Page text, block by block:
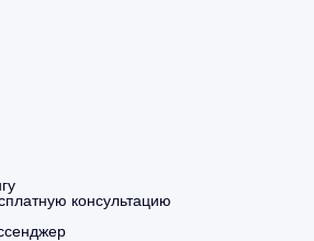
консультацию